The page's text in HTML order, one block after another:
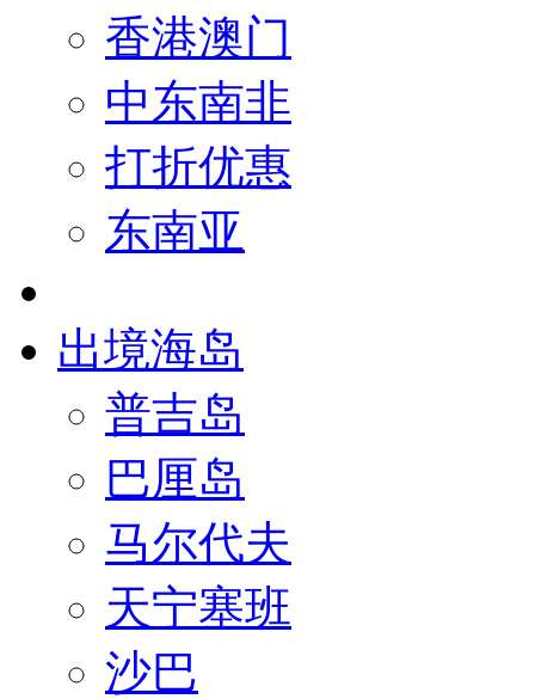
香港澳门
中东南非
打折优惠
东南亚
出境海岛
普吉岛
巴厘岛
马尔代夫
天宁塞班
沙巴